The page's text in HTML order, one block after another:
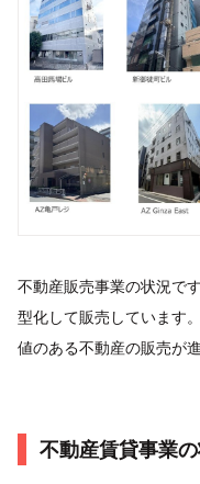
不動産販売事業の状況で
型化して販売しています
値のある不動産の販売が
不動産賃貸事業